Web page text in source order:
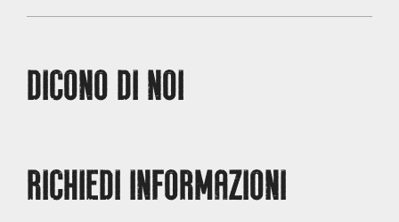
DICONO DI NOI
RICHIEDI INFORMAZIONI